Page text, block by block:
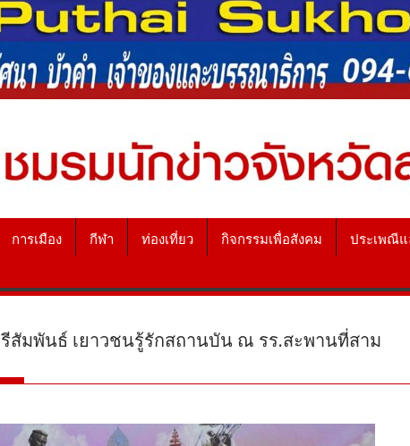
การเมือง กีฬา ท่องเที่ยว กิจกรรมเพื่อสังคม ประเพณี
มพันธ์ เยาวชนรู้รักสถานบัน ณ รร.สะพานที่สาม